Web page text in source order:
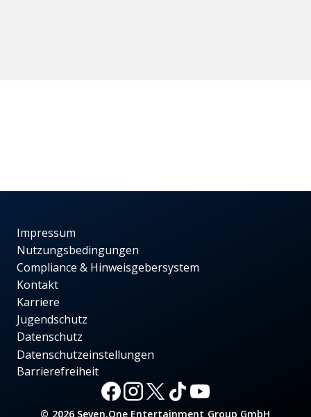
Impressum
Nutzungsbedingungen
Compliance & Hinweisgebersystem
Kontakt
Karriere
Jugendschutz
Datenschutz
Datenschutzeinstellungen
Barrierefreiheit
© 2026 Seven.One Entertainment Group GmbH